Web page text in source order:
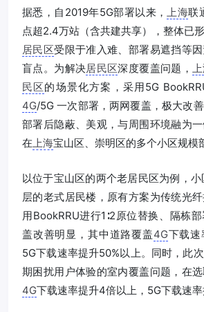
据悉，自2019年5G部署以来， 上海联
点超2.4万站（含共建共享），整体已形
居民区受限于准入难、部署易遮挡等
盲点。为解决居民区深度覆盖问题，
民区的场景化方案，采用5G
4G/5G 一次部署，两网覆盖，极大改
部署后隐蔽、美观，与周围环境融为
在 上海宝山区、崇明区的多个小区规模
以位于宝山区的两个老居民区为例，
层的老式居民楼，原有方案为传统光
用BookRRU进行1∶2原位替换、隔栋
盖改善明显，其中道路覆盖4G下载速
5G下载速率提升50%以上。同时，此
期困扰用户体验的室内覆盖问题，在选
4G下载速率提升4倍以上，5G下载速率